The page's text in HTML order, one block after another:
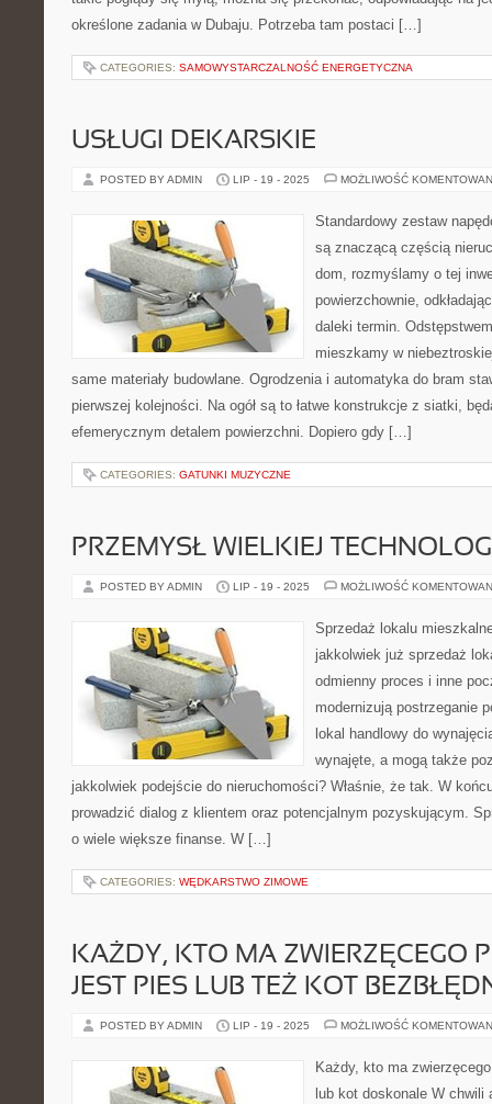
określone zadania w Dubaju. Potrzeba tam postaci […]
CATEGORIES: SAMOWYSTARCZALNOŚĆ ENERGETYCZNA
USŁUGI DEKARSKIE
POSTED BY ADMIN LIP - 19 - 2025 MOŻLIWOŚĆ
Standardowy zestaw
są znaczącą częścią
dom, rozmyślamy o tej
powierzchownie,
daleki termin.
mieszkamy w
same materiały budowlane. Ogrodzenia i automatyka do bram
pierwszej kolejności. Na ogół są to łatwe konstrukcje z siatki,
efemerycznym detalem powierzchni. Dopiero gdy […]
CATEGORIES: GATUNKI MUZYCZNE
PRZEMYSŁ WIELKIEJ
POSTED BY ADMIN LIP - 19 - 2025 MOŻLIWOŚĆ
Sprzedaż lokalu
jakkolwiek już sprzedaż
odmienny proces i inne
modernizują postrzeganie
lokal handlowy do
wynajęte, a mogą także
jakkolwiek podejście do nieruchomości? Właśnie, że tak. W
prowadzić dialog z klientem oraz potencjalnym pozyskującym.
o wiele większe finanse. W […]
CATEGORIES: WĘDKARSTWO ZIMOWE
KAŻDY, KTO MA ZWIERZĘCEGO
JEST PIES LUB TEŻ KOT
POSTED BY ADMIN LIP - 19 - 2025 MOŻLIWOŚĆ
Każdy, kto ma
lub kot doskonale W